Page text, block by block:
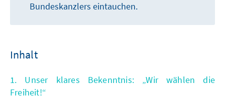
Bundeskanzlers eintauchen.
Inhalt
1. Unser klares Bekenntnis: „Wir wählen die
Freiheit!“